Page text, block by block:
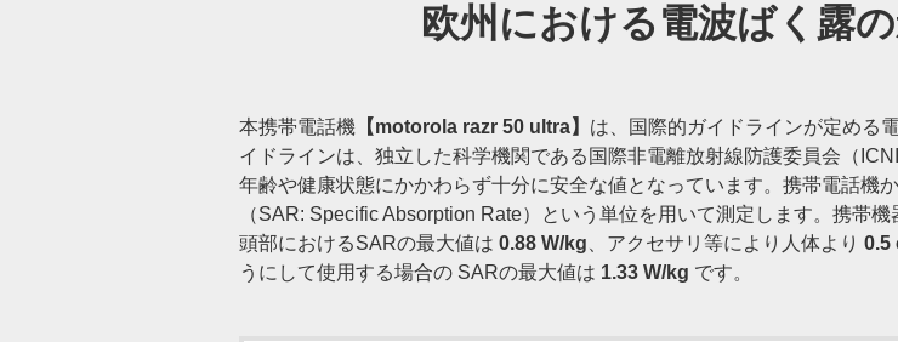
欧州における電波ばく露
本携帯電話機 【motorola razr 50 ultra】 は、国際的ガイドラインが定める
イドラインは、独立した科学機関である国際非電離放射線防護委員会（
年齢や健康状態にかかわらず十分に安全な値となっています。携帯電話機
（SAR: Specific Absorption Rate）という単位を用いて測定します。携帯
頭部におけるSARの最大値は 0.88 W/kg 、アクセサリ等により人体より 0.5
うにして使用する場合の SARの最大値は 1.33 W/kg です。